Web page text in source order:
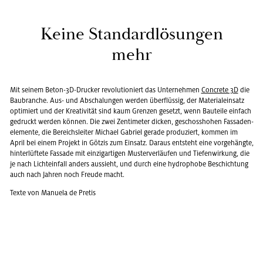
Keine Stan­dard­lö­sun­gen
mehr
Mit sei­nem Beton-3D-Dru­cker re­vo­lu­tio­niert das Un­ter­neh­men Con­crete 3Ddie
Bau­bran­che. Aus- und Ab­scha­lun­gen wer­den über­flüs­sig, der Ma­te­ri­al­ein­satz
op­ti­miert und der Krea­ti­vi­tät sind kaum Gren­zen ge­setzt, wenn Bau­tei­le ein­fach
ge­druckt wer­den kön­nen. Die zwei Zen­ti­me­ter di­cken, ge­schoss­ho­hen Fas­sa­den­
ele­men­te, die Be­reichs­lei­ter Mi­cha­el Ga­bri­el ge­ra­de pro­du­ziert, kom­men im
April bei einem Pro­jekt in Göt­zis zum Ein­satz. Dar­aus ent­steht eine vor­ge­häng­te,
hin­ter­lüf­te­te Fas­sa­de mit ein­zig­ar­ti­gen Mus­ter­ver­läu­fen und Tie­fen­wir­kung, die
je nach Licht­ein­fall an­ders aus­sieht, und durch eine hy­dro­pho­be Be­schich­tung
auch nach Jah­ren noch Freu­de macht.
Texte von Ma­nue­la de Pre­tis